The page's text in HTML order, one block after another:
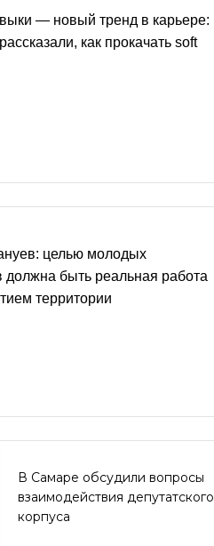
— новый тренд в карьере:
как прокачать soft
целью молодых
должна быть реальная работа
территории
В Самаре обсудили вопросы
взаимодействия депутатского
корпуса